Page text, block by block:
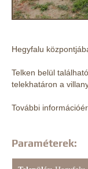
Hegyfalu
Telken belül
telekhatáron a
További
Paraméterek: